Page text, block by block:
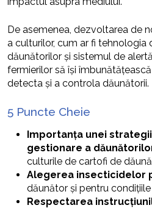
De asemenea, dezvoltarea de
a culturilor, cum ar fi tehnologia
dăunătorilor și sistemul de
fermierilor să își
detecta și a controla dăunătorii.
5 Puncte Cheie
Importanța unei
gestionare a
culturile de cartofi de
Alegerea insecticidelor
dăunător și pentru
Respectarea